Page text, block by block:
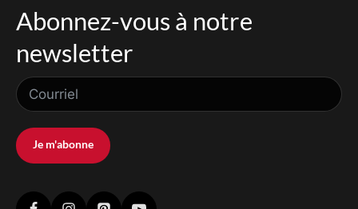
Abonnez-vous à notre
newsletter
Je m'abonne